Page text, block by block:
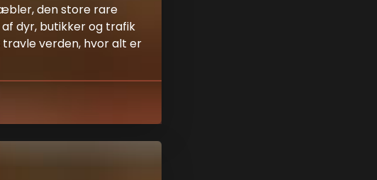
den store rare
dyr, butikker og trafik
travle verden, hvor alt er